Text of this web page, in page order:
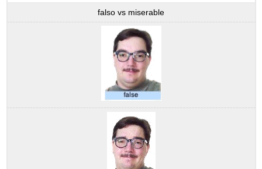
falso vs miserable